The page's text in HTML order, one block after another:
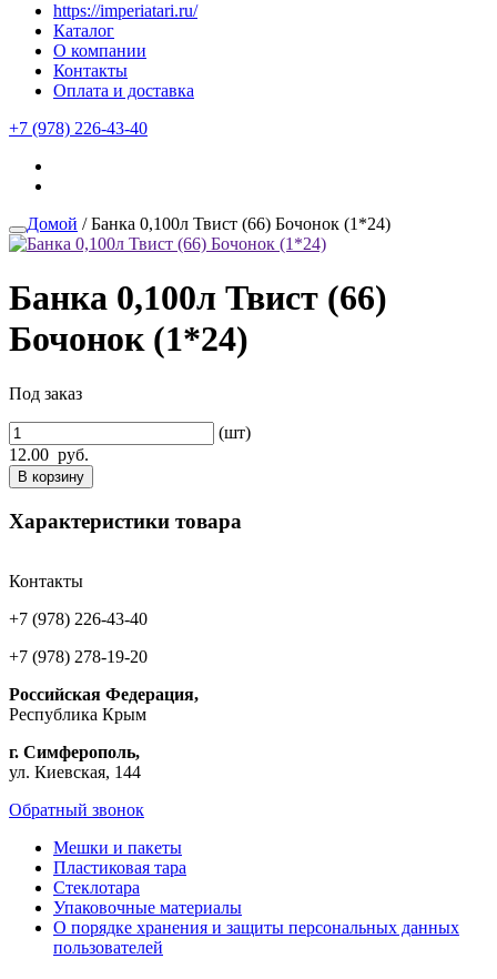
https://imperiatari.ru/
Каталог
О компании
Контакты
Оплата и доставка
+7 (978) 226-43-40
Домой / Банка 0,100л Твист (66) Бочонок (1*24)
Банка 0,100л Твист (66)
Бочонок (1*24)
Под заказ
(шт)
12.00 руб.
В корзину
Характеристики товара
Контакты
+7 (978) 226-43-40
+7 (978) 278-19-20
Российская Федерация,
Республика Крым
г. Симферополь,
ул. Киевская, 144
Обратный звонок
Мешки и пакеты
Пластиковая тара
Стеклотара
Упаковочные материалы
О порядке хранения и защиты персональных данных
пользователей